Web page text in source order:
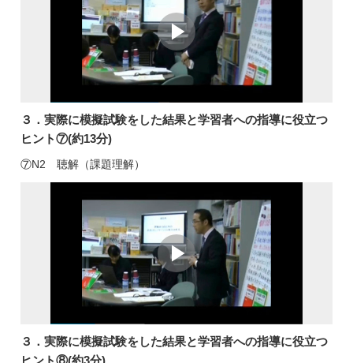
３．実際に模擬試験をした結果と学習者への指導に役立つ
ヒント⑦(約13分)
⑦N2 聴解（課題理解）
３．実際に模擬試験をした結果と学習者への指導に役立つ
ヒント⑧(約3分)